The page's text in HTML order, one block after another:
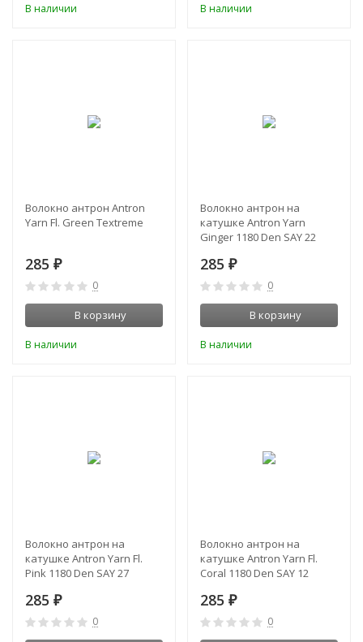
В наличии В наличии
Волокно антрон Antron
Yarn Fl. Green Textreme
285 ₽
0
В корзину
В наличии
Волокно антрон на
катушке Antron Yarn
Ginger 1180 Den SAY 22
285 ₽
0
В корзину
В наличии
Волокно антрон на
катушке Antron Yarn Fl.
Pink 1180 Den SAY 27
285 ₽
0
Волокно антрон на
катушке Antron Yarn Fl.
Coral 1180 Den SAY 12
285 ₽
0